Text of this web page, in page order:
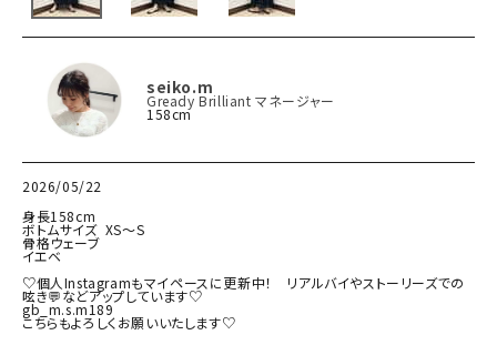
seiko.m
Gready Brilliant マネージャー
158cm
2026/05/22
身長158cm
ボトムサイズ  XS～S
骨格ウェーブ
イエベ
♡個人Instagramもマイペースに更新中！　リアルバイやストーリーズでの
呟き💬などアップしています♡
gb_m.s.m189
こちらもよろしくお願いいたします♡